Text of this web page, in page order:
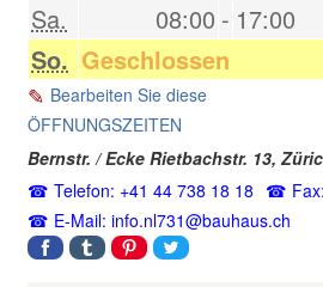
Sa.
08:00 - 17:00
So. Geschlossen
Bearbeiten Sie diese
ÖFFNUNGSZEITEN
Bernstr. / Ecke Rietbachstr. 13,
Telefon: +41 44 738 18 18
E-Mail: info.nl731@bauhaus.ch